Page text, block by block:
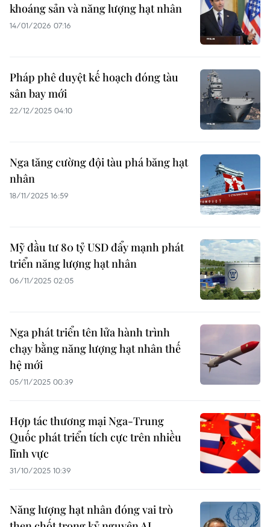
khoáng sản và năng lượng hạt nhân
14/01/2026 07:16
Pháp phê duyệt kế hoạch đóng tàu
sân bay mới
22/12/2025 04:10
Nga tăng cường đội tàu phá băng hạt
nhân
18/11/2025 16:59
Mỹ đầu tư 80 tỷ USD đẩy mạnh phát
triển năng lượng hạt nhân
06/11/2025 02:05
Nga phát triển tên lửa hành trình
chạy bằng năng lượng hạt nhân thế
hệ mới
05/11/2025 00:39
Hợp tác thương mại Nga-Trung
Quốc phát triển tích cực trên nhiều
lĩnh vực
31/10/2025 10:39
Năng lượng hạt nhân đóng vai trò